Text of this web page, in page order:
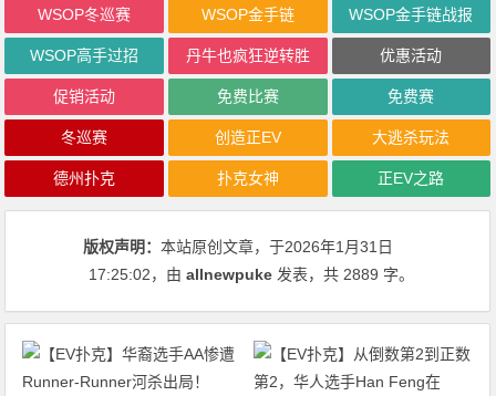
WSOP冬巡赛 WSOP金手链 WSOP金手链战报
WSOP高手过招 丹牛也疯狂逆转胜 优惠活动
促销活动 免费比赛 免费赛
冬巡赛 创造正EV 大逃杀玩法
德州扑克 扑克女神 正EV之路
版权声明：本站原创文章，于2026年1月31日
17:25:02，由allnewpuke 发表，共 2889 字。